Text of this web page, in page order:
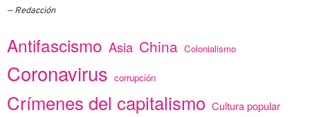
Redacción
Antifascismo Asia China Colonialismo
Coronavirus corrupción
Crímenes del capitalismo Cultura popular